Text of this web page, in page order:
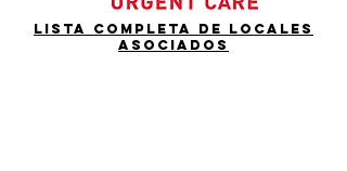
Lista completa de locales
asociados